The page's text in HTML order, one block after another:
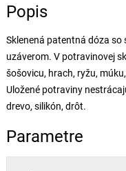
Popis
Sklenená patentná dóza
uzáverom. V potravinovej
šošovicu, hrach, ryžu,
Uložené potraviny
drevo, silikón, drôt.
Parametre